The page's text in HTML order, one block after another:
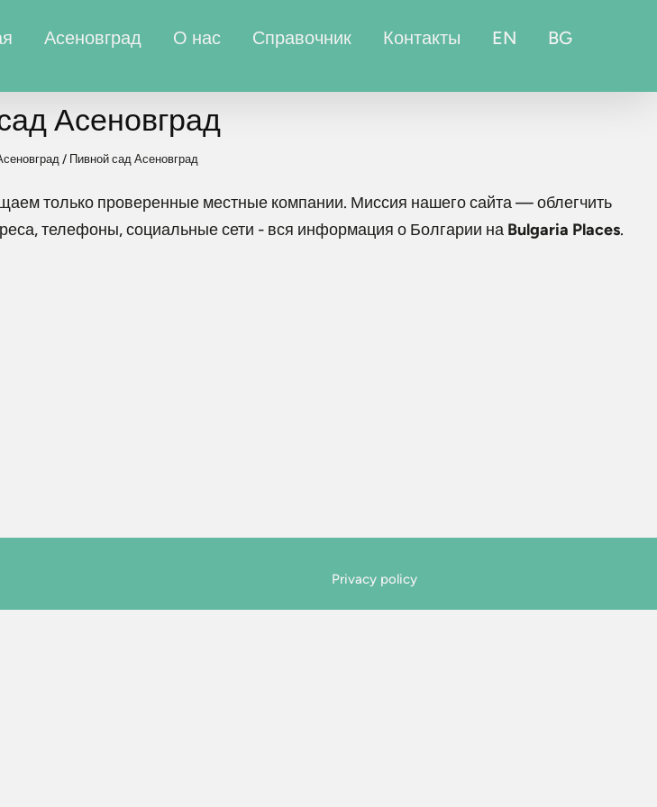
Асеновград О нас Справочник Контакты EN BG
Асеновград
/ Пивной сад Асеновград
только проверенные местные компании. Миссия нашего сайта — облегчить
телефоны, социальные сети - вся информация о Болгарии на Bulgaria Places.
Privacy policy